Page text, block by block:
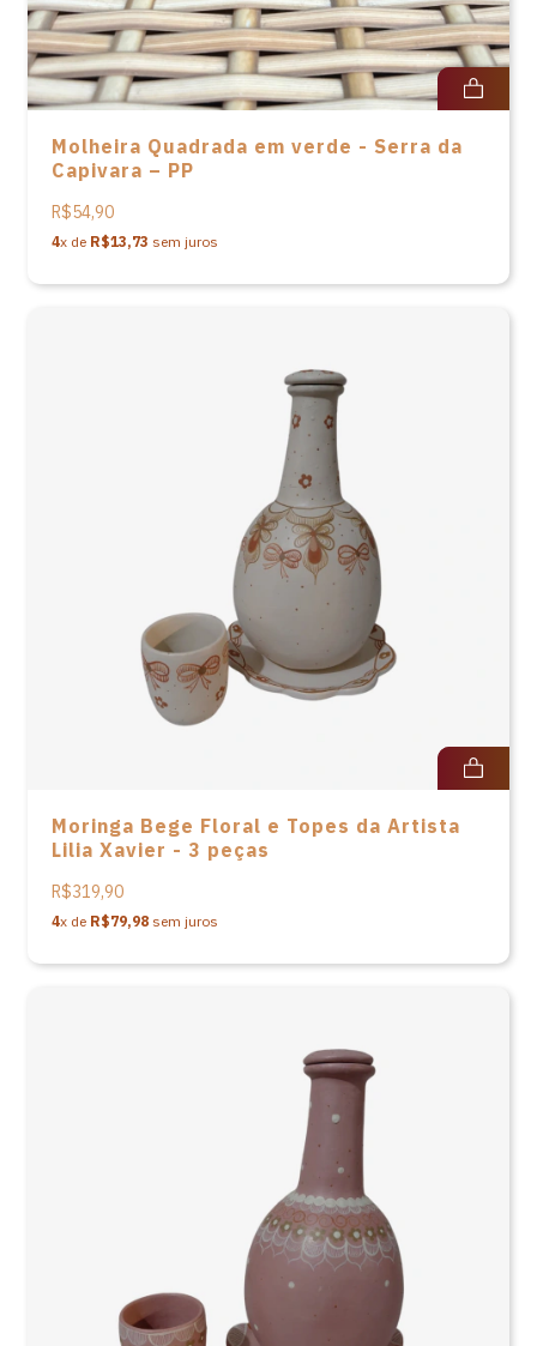
Molheira Quadrada em verde - Serra da
Capivara – PP
R$54,90
4x de R$13,73 sem juros
Moringa Bege Floral e Topes da Artista
Lilia Xavier - 3 peças
R$319,90
4x de R$79,98 sem juros